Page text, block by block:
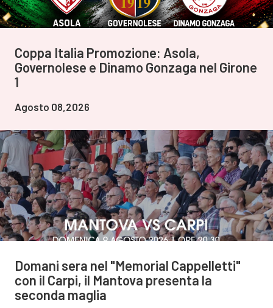
Coppa Italia Promozione: Asola,
Governolese e Dinamo Gonzaga nel Girone
1
Agosto 08,2026
Domani sera nel "Memorial Cappelletti"
con il Carpi, il Mantova presenta la
seconda maglia